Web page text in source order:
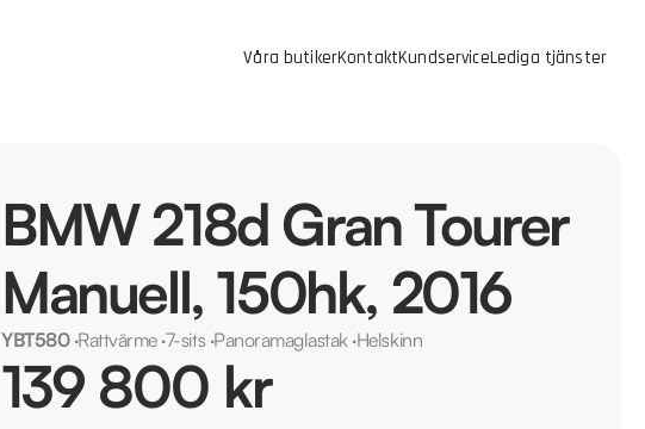
Våra butikerKontaktKundserviceLediga tjänster
BMW 218d Gran Tourer
Manuell, 150hk, 2016
YBT580·Rattvärme·7-sits ·Panoramaglastak·Helskinn
139 800 kr